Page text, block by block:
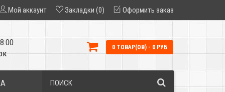
Мой аккаунт Закладки (0) Оформить заказ
0 ТОВАР(ОВ) - 0 РУБ